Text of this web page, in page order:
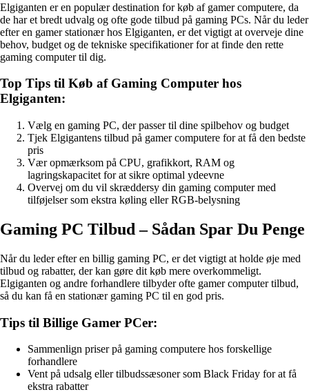
Elgiganten er en populær destination for køb af gamer computere, da
de har et bredt udvalg og ofte gode tilbud på gaming PCs. Når du leder
efter en gamer stationær hos Elgiganten, er det vigtigt at overveje dine
behov, budget og de tekniske specifikationer for at finde den rette
gaming computer til dig.
Top Tips til Køb af Gaming Computer hos
Elgiganten:
Vælg en gaming PC, der passer til dine spilbehov og budget
Tjek Elgigantens tilbud på gamer computere for at få den bedste
pris
Vær opmærksom på CPU, grafikkort, RAM og
lagringskapacitet for at sikre optimal ydeevne
Overvej om du vil skræddersy din gaming computer med
tilføjelser som ekstra køling eller RGB-belysning
Gaming PC Tilbud – Sådan Spar Du Penge
Når du leder efter en billig gaming PC, er det vigtigt at holde øje med
tilbud og rabatter, der kan gøre dit køb mere overkommeligt.
Elgiganten og andre forhandlere tilbyder ofte gamer computer tilbud,
så du kan få en stationær gaming PC til en god pris.
Tips til Billige Gamer PCer:
Sammenlign priser på gaming computere hos forskellige
forhandlere
Vent på udsalg eller tilbudssæsoner som Black Friday for at få
ekstra rabatter